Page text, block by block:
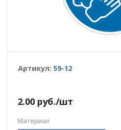
Артикул: 59-12
2.00 руб./шт
Материал